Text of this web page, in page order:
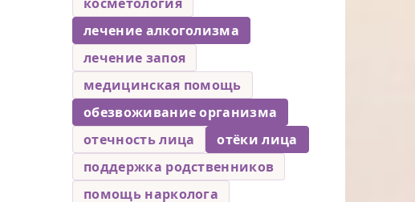
лечение алкоголизма
лечение запоя
медицинская помощь
обезвоживание организма
отечность лица
отёки лица
поддержка родственников
помощь нарколога